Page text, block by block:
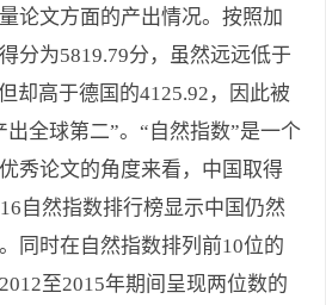
论文方面的产出情况。按照加
分为5819.79分，虽然远远低于
却高于德国的4125.92，因此被
全球第二”。“自然指数”是一个
秀论文的角度来看，中国取得
自然指数排行榜显示中国仍然
同时在自然指数排列前10位的
至2015年期间呈现两位数的